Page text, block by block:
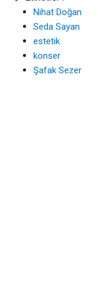
Nihat Doğan
Seda Sayan
estetik
konser
Şafak Sezer